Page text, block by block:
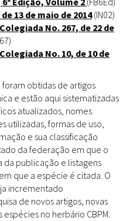
13 de maio de 2014(IN02)
No. 267, de 22 de
No. 10, de 10 de
obtidas de artigos
e estão aqui sistematizadas
atualizados, nomes
utilizadas, formas de uso,
e sua classificação
da federação em que o
publicação e listagens
que a espécie é citada. O
incrementado
de novos artigos, novas
no herbário CBPM.